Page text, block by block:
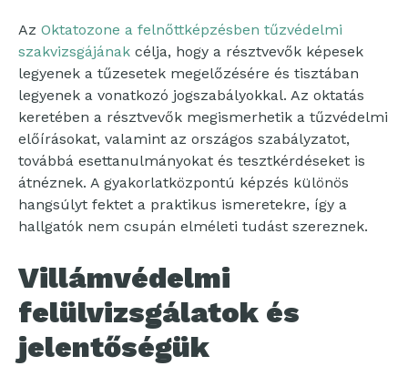
Az Oktatozone a felnőttképzésben tűzvédelmi
szakvizsgájának célja, hogy a résztvevők képesek
legyenek a tűzesetek megelőzésére és tisztában
legyenek a vonatkozó jogszabályokkal. Az oktatás
keretében a résztvevők megismerhetik a tűzvédelmi
előírásokat, valamint az országos szabályzatot,
továbbá esettanulmányokat és tesztkérdéseket is
átnéznek. A gyakorlatközpontú képzés különös
hangsúlyt fektet a praktikus ismeretekre, így a
hallgatók nem csupán elméleti tudást szereznek.
Villámvédelmi
felülvizsgálatok és
jelentőségük